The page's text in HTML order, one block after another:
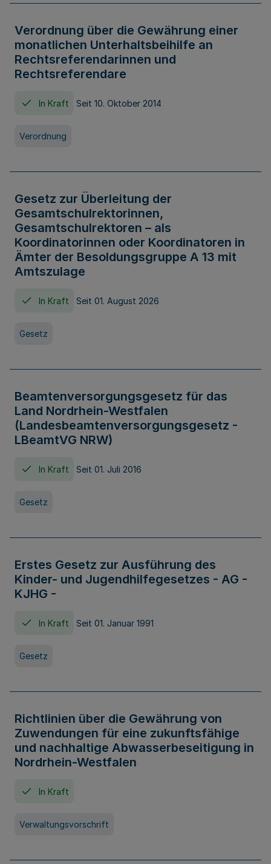
Verordnung über die Gewährung einer
monatlichen Unterhaltsbeihilfe an
Rechtsreferendarinnen und
Rechtsreferendare
In Kraft Seit 10. Oktober 2014
Verordnung
Gesetz zur Überleitung der
Gesamtschulrektorinnen,
Gesamtschulrektoren – als
Koordinatorinnen oder Koordinatoren in
Ämter der Besoldungsgruppe A 13 mit
Amtszulage
In Kraft Seit 01. August 2026
Gesetz
Beamtenversorgungsgesetz für das
Land Nordrhein-Westfalen
(Landesbeamtenversorgungsgesetz -
LBeamtVG NRW)
In Kraft Seit 01. Juli 2016
Gesetz
Erstes Gesetz zur Ausführung des
Kinder- und Jugendhilfegesetzes - AG -
KJHG -
In Kraft Seit 01. Januar 1991
Gesetz
Richtlinien über die Gewährung von
Zuwendungen für eine zukunftsfähige
und nachhaltige Abwasserbeseitigung in
Nordrhein-Westfalen
In Kraft
Verwaltungsvorschrift